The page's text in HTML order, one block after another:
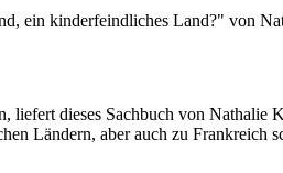
dieses Sachbuch von Nathalie
Ländern, aber auch zu Frankreich